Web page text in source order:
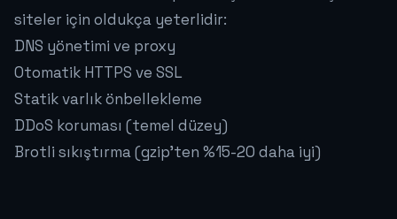
siteler için oldukça yeterlidir:
DNS yönetimi ve proxy
Otomatik HTTPS ve SSL
Statik varlık önbellekleme
DDoS koruması (temel düzey)
Brotli sıkıştırma (gzip'ten %15-20 daha iyi)